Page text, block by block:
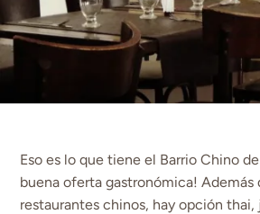
Eso es lo que tiene el Barrio Chino
buena oferta gastronómica! Además
restaurantes chinos, hay opción thai,